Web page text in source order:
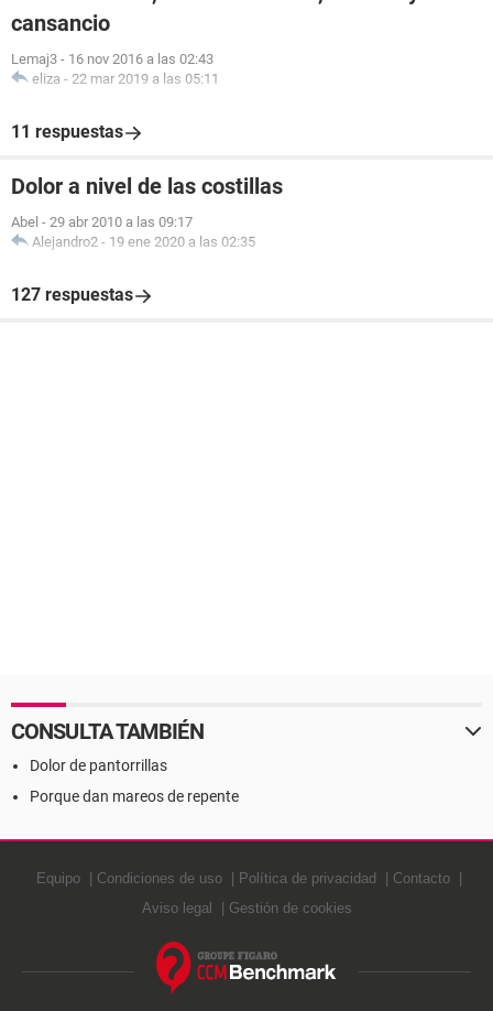
cansancio
Lemaj3 - 16 nov 2016 a las 02:43
eliza - 22 mar 2019 a las 05:11
11 respuestas
Dolor a nivel de las costillas
Abel - 29 abr 2010 a las 09:17
Alejandro2 - 19 ene 2020 a las 02:35
127 respuestas
CONSULTA TAMBIÉN
Dolor de pantorrillas
Porque dan mareos de repente
Equipo Condiciones de uso Política de privacidad
Contacto
Aviso legal
Gestión de cookies